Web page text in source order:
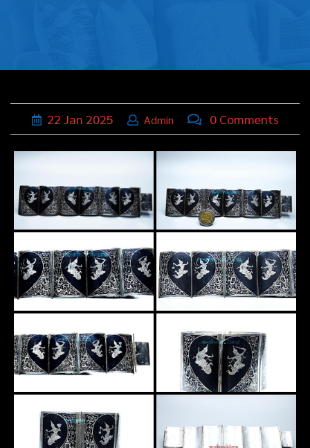
ฐานเสียบ
ติดต่อเรา
22 Jan 2025 Admin 0 Comments